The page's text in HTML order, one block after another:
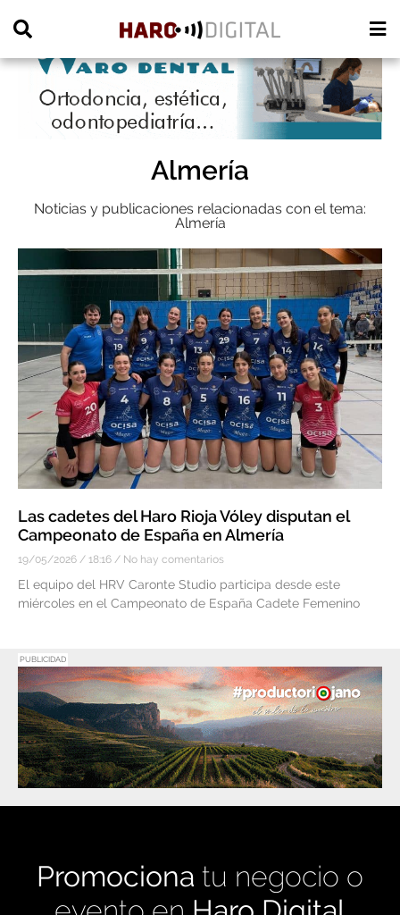
Almería
Noticias y publicaciones relacionadas con el tema:
Almería
Las cadetes del Haro Rioja Vóley disputan el
Campeonato de España en Almería
19/05/2026 18:16 No hay comentarios
El equipo del HRV Caronte Studio participa desde este
miércoles en el Campeonato de España Cadete Femenino
PUBLICIDAD
Promociona tu negocio o